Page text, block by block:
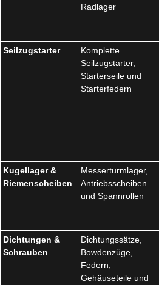
Radlager
Seilzugstarter
Komplette
Seilzugstarter,
Starterseile und
Starterfedern
Kugellager &
Riemenscheiben
Messerturmlager,
Antriebsscheiben
und Spannrollen
Dichtungen &
Schrauben
Dichtungssätze,
Bowdenzüge,
Federn,
Gehäuseteile und